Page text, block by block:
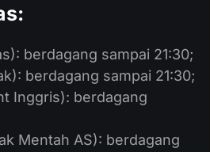
berdagang sampai 21:30;
berdagang sampai 21:30;
Inggris): berdagang
Mentah AS): berdagang